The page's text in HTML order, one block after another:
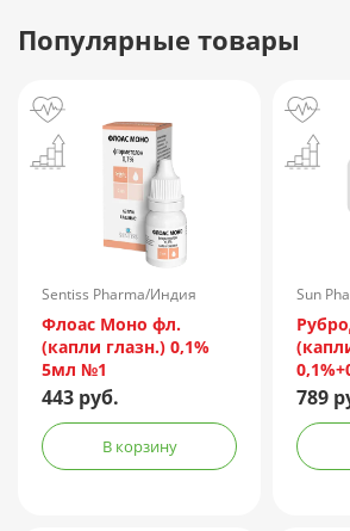
Популярные товары
Sentiss Pharma/Индия
Флоас Моно фл.
(капли глазн.) 0,1%
5мл №1
443 руб.
В корзину
Sun
789